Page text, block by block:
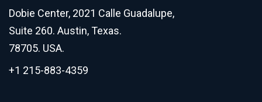
Dobie Center, 2021 Calle Guadalupe,
Suite 260. Austin, Texas.
78705. USA.
+1 215-883-4359